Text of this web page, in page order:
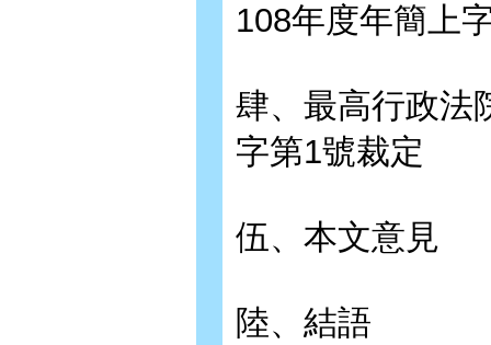
108年度年簡上
肆、最高行政法
字第1號裁定
伍、本文意見
陸、結語